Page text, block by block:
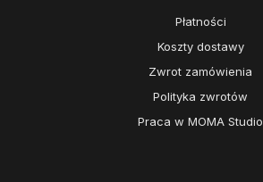
Płatności
Koszty dostawy
Zwrot zamówienia
Polityka zwrotów
Praca w MOMA Studio